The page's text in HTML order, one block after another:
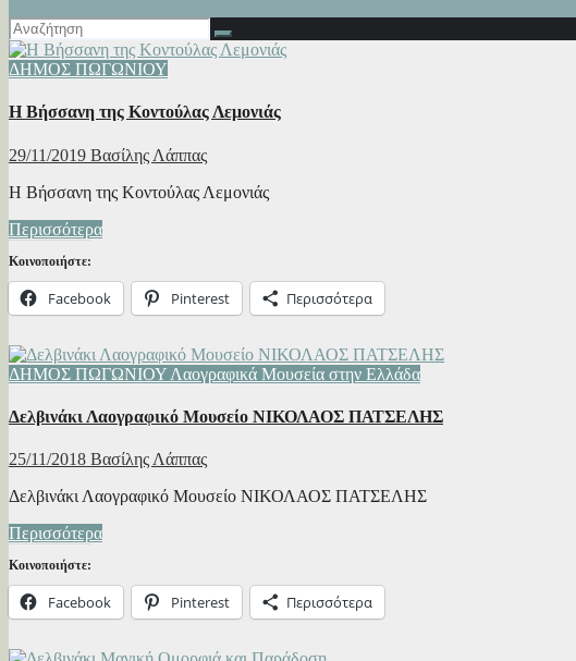
ΔΗΜΟΣ ΠΩΓΩΝΙΟΥ
Η Βήσσανη της Κοντούλας Λεμονιάς
29/11/2019 Βασίλης Λάππας
Η Βήσσανη της Κοντούλας Λεμονιάς
Περισσότερα
Κοινοποιήστε:
Facebook Pinterest Περισσότερα
ΔΗΜΟΣ ΠΩΓΩΝΙΟΥ Λαογραφικά Μουσεία στην Ελλάδα
Δελβινάκι Λαογραφικό Μουσείο ΝΙΚΟΛΑΟΣ ΠΑΤΣΕΛΗΣ
25/11/2018 Βασίλης Λάππας
Δελβινάκι Λαογραφικό Μουσείο ΝΙΚΟΛΑΟΣ ΠΑΤΣΕΛΗΣ
Περισσότερα
Κοινοποιήστε:
Facebook Pinterest Περισσότερα